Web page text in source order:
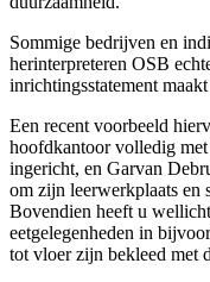
Sommige bedrijven en
herinterpreteren OSB
inrichtingsstatement
Een recent voorbeeld
hoofdkantoor volledig
ingericht, en Garvan
om zijn leerwerkplaats en
Bovendien heeft u
eetgelegenheden in
tot vloer zijn bekleed met